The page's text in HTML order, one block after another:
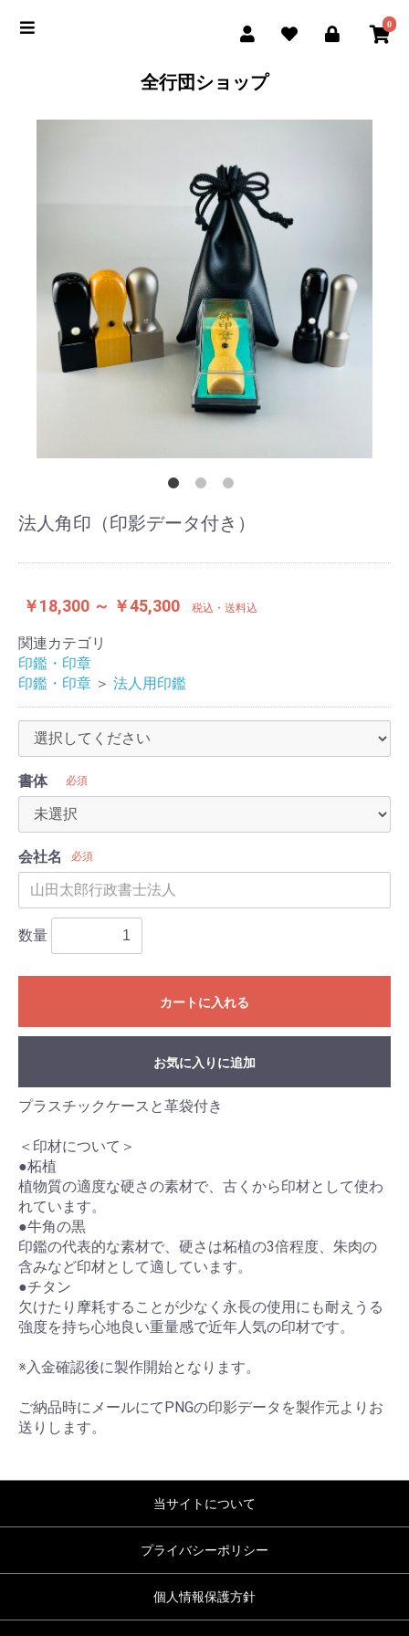
0
全行団ショップ
法人角印（印影データ付き）
￥18,300 ～ ￥45,300 税込・送料込
関連カテゴリ
印鑑・印章
印鑑・印章 ＞ 法人用印鑑
書体 必須
会社名 必須
数量
カートに入れる
お気に入りに追加
プラスチックケースと革袋付き
＜印材について＞
●柘植
植物質の適度な硬さの素材で、古くから印材として使わ
れています。
●牛角の黒
印鑑の代表的な素材で、硬さは柘植の3倍程度、朱肉の
含みなど印材として適しています。
●チタン
欠けたり摩耗することが少なく永長の使用にも耐えうる
強度を持ち心地良い重量感で近年人気の印材です。
※入金確認後に製作開始となります。
ご納品時にメールにてPNGの印影データを製作元よりお
送りします。
当サイトについて
プライバシーポリシー
個人情報保護方針